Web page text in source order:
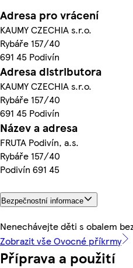
Adresa pro vrácení
KAUMY CZECHIA s.r.o.
Rybáře 157/40
691 45 Podivín
Adresa distributora
KAUMY CZECHIA s.r.o.
Rybáře 157/40
691 45 Podivín
Název a adresa
FRUTA Podivín, a.s.
Rybáře 157/40
Podivín 691 45
Bezpečnostní informace
Nenechávejte děti s obalem
Zobrazit vše Ovocné příkrmy
Příprava a použití